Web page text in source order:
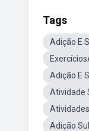
Tags
Adição E
Adição E
Atividade
Adição